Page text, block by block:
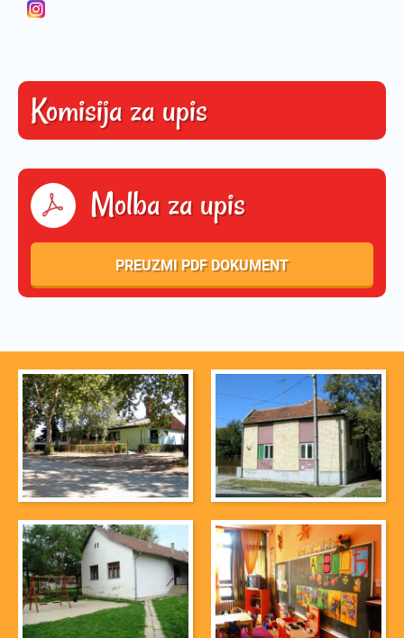
Komisija za upis
Molba za upis
PREUZMI PDF DOKUMENT